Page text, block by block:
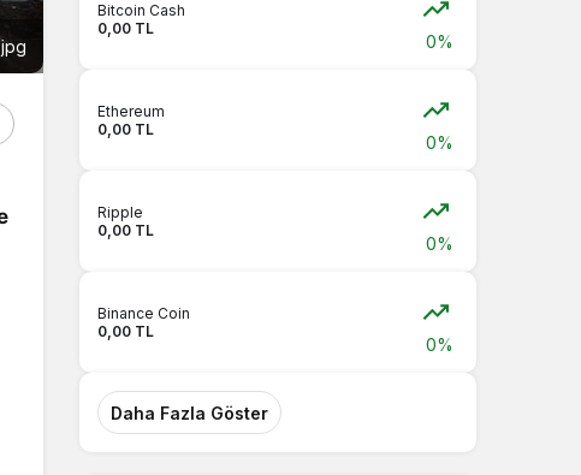
Bitcoin Cash
0,00 TL
0%
Ethereum
0,00 TL
0%
Ripple
0,00 TL
0%
Binance Coin
0,00 TL
0%
Daha Fazla Göster